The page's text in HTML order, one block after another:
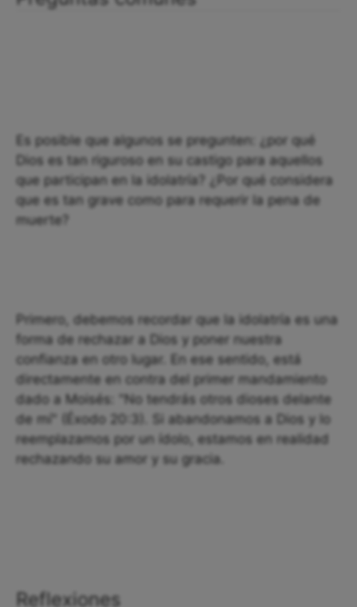
Es posible que algunos se pregunten: ¿por qué
Dios es tan riguroso en su castigo para aquellos
que participan en la idolatría? ¿Por qué considera
que es tan grave como para requerir la pena de
muerte?
Primero, debemos recordar que la idolatría es una
forma de rechazar a Dios y poner nuestra
confianza en otro lugar. En ese sentido, está
directamente en contra del primer mandamiento
dado a Moisés: "No tendrás otros dioses delante
de mí" (Éxodo 20:3). Si abandonamos a Dios y lo
reemplazamos por un ídolo, estamos en realidad
rechazando su amor y su gracia.
Reflexiones